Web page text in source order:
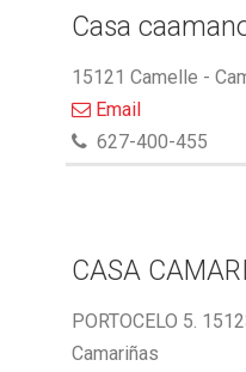
Casa
15121 Camelle -
Email
627-400-455
CASA
PORTOCELO 5.
Camariñas